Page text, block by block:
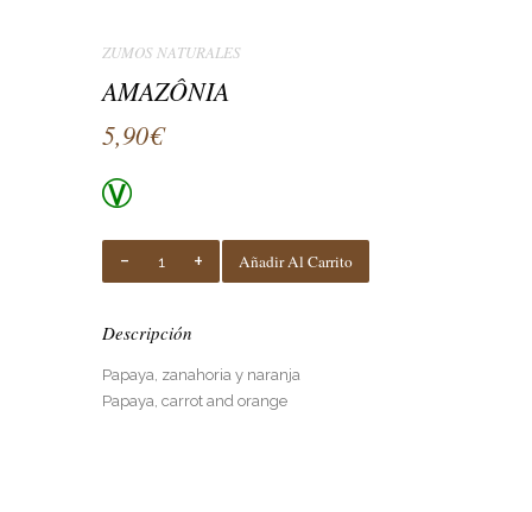
ZUMOS NATURALES
AMAZÔNIA
5,90€
AMAZÔNIA
Quantity
Añadir Al Carrito
Descripción
Papaya, zanahoria y naranja
Papaya, carrot and orange